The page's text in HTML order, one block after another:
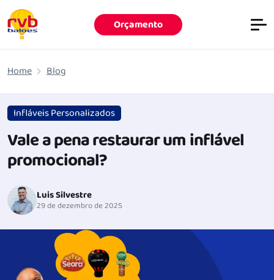
Orçamento
Home Blog
Infláveis Personalizados
Vale a pena restaurar um inflável
promocional?
Luis Silvestre
29 de dezembro de 2025